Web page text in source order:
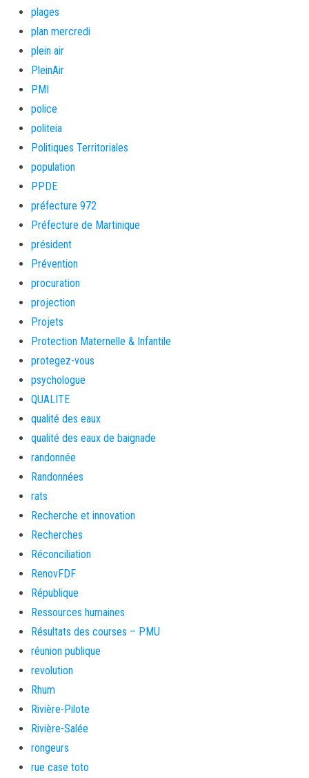
plages
plan mercredi
plein air
PleinAir
PMI
police
politeia
Politiques Territoriales
population
PPDE
préfecture 972
Préfecture de Martinique
président
Prévention
procuration
projection
Projets
Protection Maternelle & Infantile
protegez-vous
psychologue
QUALITE
qualité des eaux
qualité des eaux de baignade
randonnée
Randonnées
rats
Recherche et innovation
Recherches
Réconciliation
RenovFDF
République
Ressources humaines
Résultats des courses – PMU
réunion publique
revolution
Rhum
Rivière-Pilote
Rivière-Salée
rongeurs
rue case toto